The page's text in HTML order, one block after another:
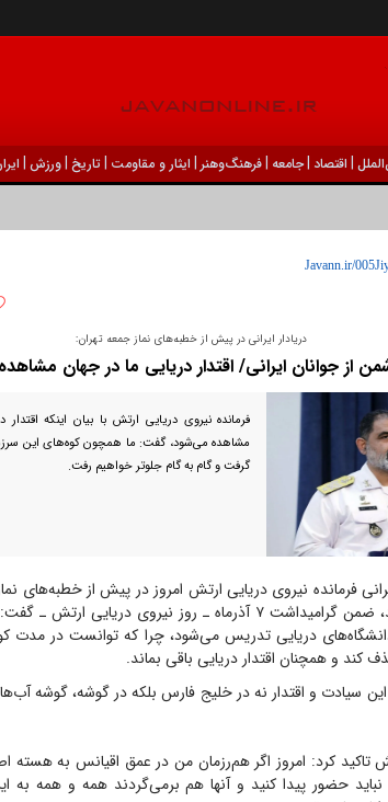
| اقتصاد |جامعه |فرهنگ‌و‌هنر | ایثار و مقاومت |تاریخ |ورزش |
دریادار ایرانی در پیش از خطبه‌های نماز جمعه تهران:
از جوانان ایرانی/ اقتدار دریایی ما در جهان
فرمانده نیروی دریایی ارتش با بیان اینکه
مشاهده می‌شود، گفت: ما همچون کوه‌های این
گرفت و گام به گام جلوتر خواهیم رفت.
فرمانده نیروی دریایی ارتش امروز در پیش از خطبه‌های
امام خمینی (ره) برگزار شد، ضمن گرامیداشت ۷ آذرماه ـ روز نیروی
از دانشگاه‌های دریایی تدریس می‌شود، چرا که توانست در
کند و همچنان اقتدار دریایی باقی بماند.
این سیادت و اقتدار نه در خلیج فارس بلکه در گوشه، گوشه
تاکید کرد: امروز اگر هم‌رزمان من در عمق اقیانس به هسته
حضور پیدا کنید و آنها هم برمی‌گردند همه و همه به